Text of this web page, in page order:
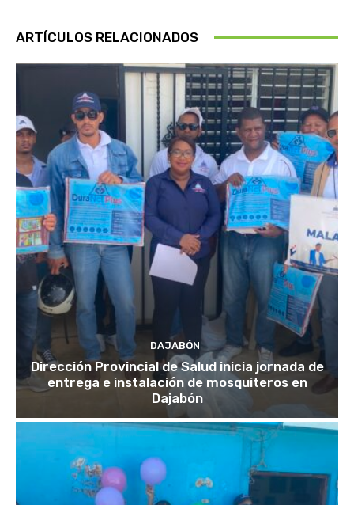
ARTÍCULOS RELACIONADOS
DAJABÓN
Dirección Provincial de Salud inicia jornada de
entrega e instalación de mosquiteros en
Dajabón